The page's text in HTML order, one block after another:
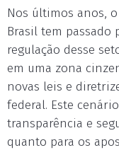
Nos últimos anos,
Brasil tem passado
regulação desse
em uma zona
novas leis e
federal. Este
transparência e
quanto para os